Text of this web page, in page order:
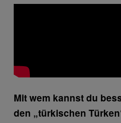
Mit wem kannst du
den „türkischen